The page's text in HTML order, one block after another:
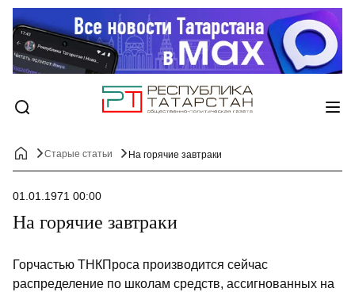
Старые статьи На горячие завтраки
01.01.1971 00:00
На горячие завтраки
Горчастью ТНКПроса производится сейчас
распределение по школам средств, ассигнованных на